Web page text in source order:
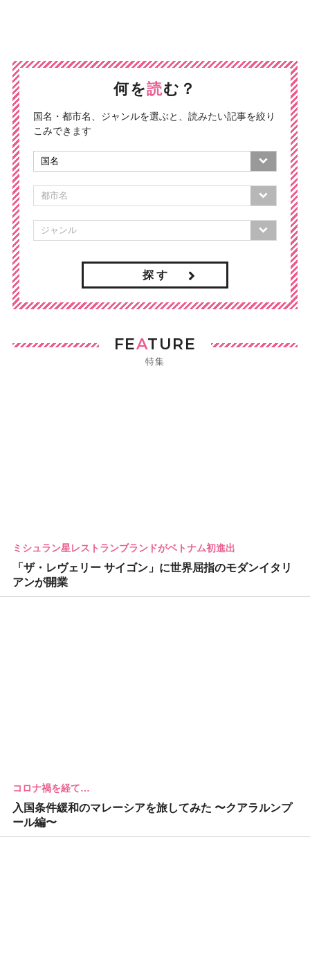
何を読む？
国名・都市名、ジャンルを選ぶと、読みたい記事を絞り
こみできます
探 す
FEATURE
特集
ミシュラン星レストランブランドがベトナム初進出
「ザ・レヴェリー サイゴン」に世界屈指のモダンイタリ
アンが開業
コロナ禍を経て…
入国条件緩和のマレーシアを旅してみた 〜クアラルンプ
ール編〜